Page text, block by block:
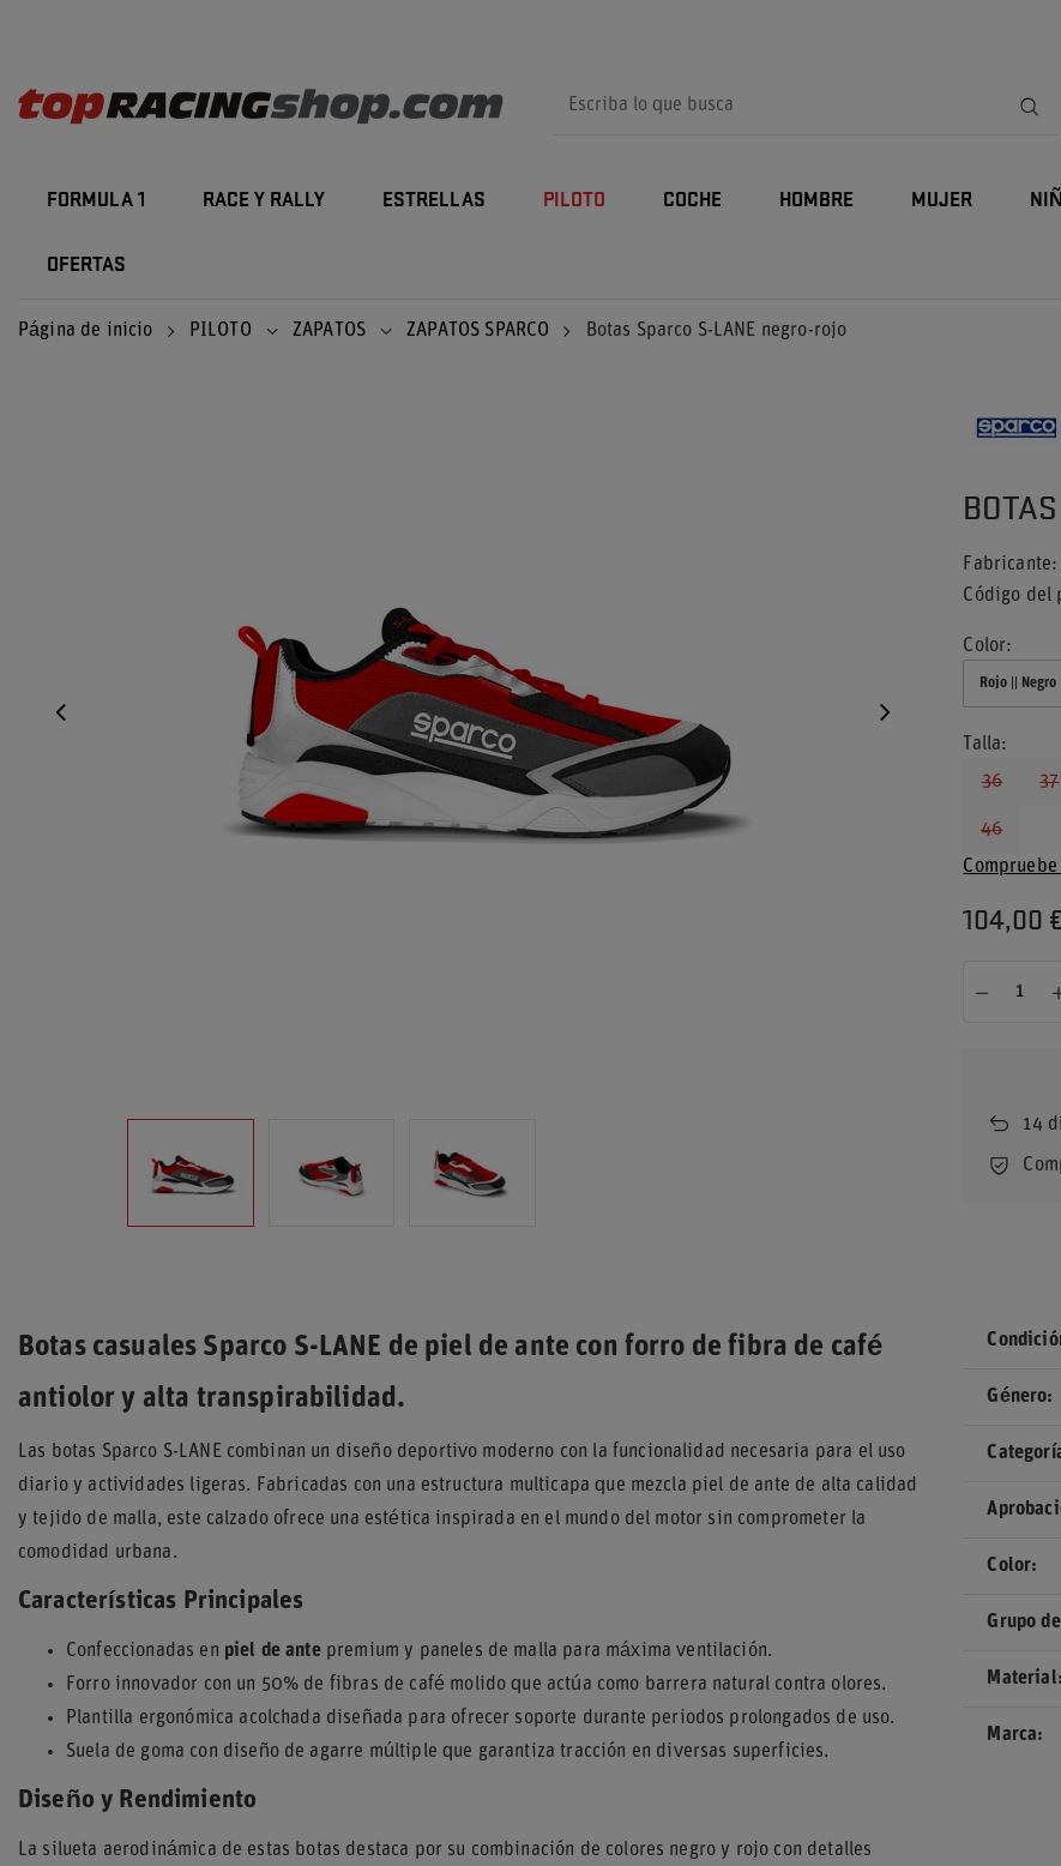
FORMULA 1 RACE Y RALLY ESTRELLAS PILOTO COCHE HOMBRE MUJER
OFERTAS
Página de inicio PILOTO ZAPATOS ZAPATOS SPARCO Botas Sparco S-LANE negro-rojo
Fabricante
Código del
Color
Rojo || Negro
Talla
36
37
46
104,00
14
Botas casuales Sparco S-LANE de piel de ante con forro de fibra de café
antiolor y alta transpirabilidad.
Las botas Sparco S-LANE combinan un diseño deportivo moderno con la funcionalidad necesaria para el uso
diario y actividades ligeras. Fabricadas con una estructura multicapa que mezcla piel de ante de alta calidad
y tejido de malla, este calzado ofrece una estética inspirada en el mundo del motor sin comprometer la
comodidad urbana.
Características Principales
Confeccionadas en piel de antepremium y paneles de malla para máxima ventilación.
Forro innovador con un 50% de fibras de café molido que actúa como barrera natural contra olores.
Plantilla ergonómica acolchada diseñada para ofrecer soporte durante periodos prolongados de uso.
Suela de goma con diseño de agarre múltiple que garantiza tracción en diversas superficies.
Diseño y Rendimiento
La silueta aerodinámica de estas botas destaca por su combinación de colores negro y rojo con detalles
Género
Color
Grupo
Material
Marca